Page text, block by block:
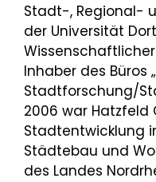
Stadt-, Regional-
der Universität
Inhaber des Büros
Stadtforschung/
2006 war Hatzfeld
Stadtentwicklung
Städtebau und
des Landes